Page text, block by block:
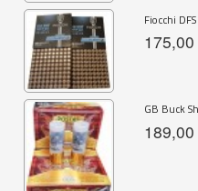
Fiocchi
175,00
GB Buck
189,00